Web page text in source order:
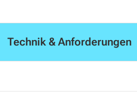
Technik & Anforderungen
Mikrofon bzw. Headset. Ggf. reicht